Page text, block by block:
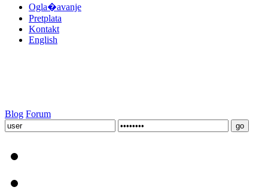
Ogla�avanje
Pretplata
Kontakt
English
Blog Forum